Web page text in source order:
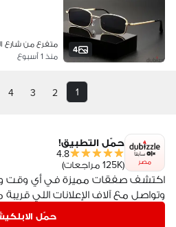
4
متفرع من شارع
منذ 1 أسبوع
1
2
3
4
مصر
حمّل التطبيق!
4.8
(125K مراجعات)
اكتشف صفقات مميزة في أي وقت
وتواصل مع آلاف الإعلانات اللي
حمّل